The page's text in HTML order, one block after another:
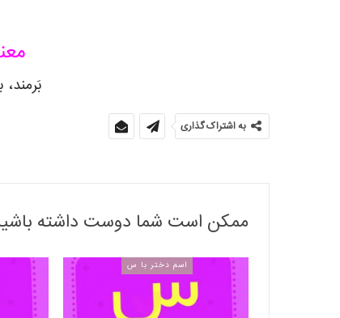
بَرمند،
به اشتراک گذاری
ممکن است شما دوست داشته
اسم دختر با س